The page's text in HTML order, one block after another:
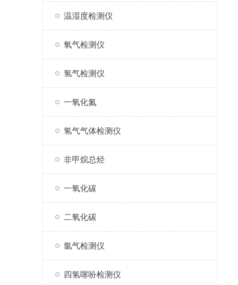
温湿度检测仪
氧气检测仪
氢气检测仪
一氧化氮
氢气气体检测仪
非甲烷总烃
一氧化碳
二氧化碳
氩气检测仪
四氢噻吩检测仪